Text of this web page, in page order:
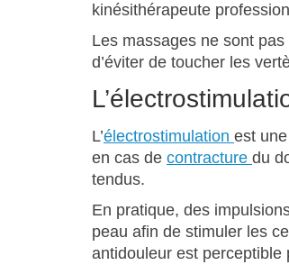
kinésithérapeute
Les massages ne sont
d’éviter de toucher les
L’électrostimulation est
en cas de contracture du
tendus.
En pratique, des
peau afin de stimuler les
antidouleur est perceptible